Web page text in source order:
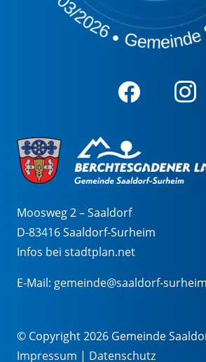
Moosweg 2 – Saaldorf
D-83416 Saaldorf-Surheim
Infos bei stadtplan.net
E-Mail: gemeinde@saaldorf-
© Copyright 2026 Gemeinde
Impressum | Datenschutz